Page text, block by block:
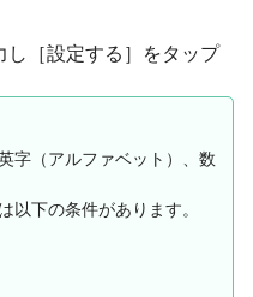
し［設定する］をタップ
字（アルファベット）、数
以下の条件があります。